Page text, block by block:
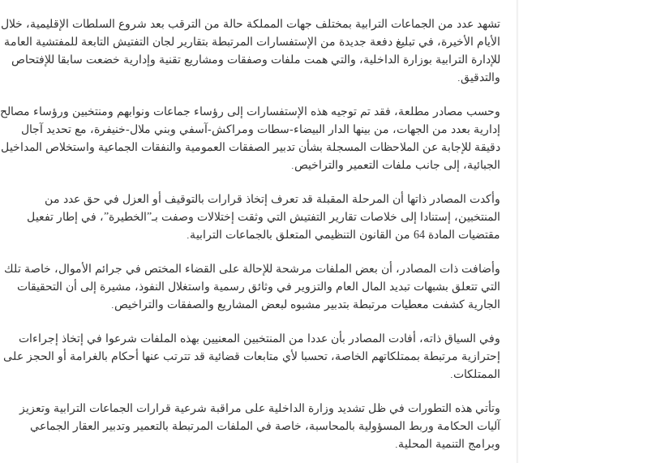
تشهد عدد من الجماعات الترابية بمختلف جهات المملكة حالة من الترقب بعد شروع السلطات الإقليمية، خلال
الأيام الأخيرة، في تبليغ دفعة جديدة من الإستفسارات المرتبطة بتقارير لجان التفتيش التابعة للمفتشية العامة
للإدارة الترابية بوزارة الداخلية، والتي همت ملفات وصفقات ومشاريع تقنية وإدارية خضعت سابقا للإفتحاص
والتدقيق.
وحسب مصادر مطلعة، فقد تم توجيه هذه الإستفسارات إلى رؤساء جماعات ونوابهم ومنتخبين ورؤساء مصالح
إدارية بعدد من الجهات، من بينها الدار البيضاء-سطات ومراكش-آسفي وبني ملال-خنيفرة، مع تحديد آجال
دقيقة للإجابة عن الملاحظات المسجلة بشأن تدبير الصفقات العمومية والنفقات الجماعية واستخلاص المداخيل
الجبائية، إلى جانب ملفات التعمير والتراخيص.
وأكدت المصادر ذاتها أن المرحلة المقبلة قد تعرف إتخاذ قرارات بالتوقيف أو العزل في حق عدد من
المنتخبين، إستنادا إلى خلاصات تقارير التفتيش التي وثقت إختلالات وصفت بـ”الخطيرة”، في إطار تفعيل
مقتضيات المادة 64 من القانون التنظيمي المتعلق بالجماعات الترابية.
وأضافت ذات المصادر، أن بعض الملفات مرشحة للإحالة على القضاء المختص في جرائم الأموال، خاصة تلك
التي تتعلق بشبهات تبديد المال العام والتزوير في وثائق رسمية واستغلال النفوذ، مشيرة إلى أن التحقيقات
الجارية كشفت معطيات مرتبطة بتدبير مشبوه لبعض المشاريع والصفقات والتراخيص.
وفي السياق ذاته، أفادت المصادر بأن عددا من المنتخبين المعنيين بهذه الملفات شرعوا في إتخاذ إجراءات
إحترازية مرتبطة بممتلكاتهم الخاصة، تحسبا لأي متابعات قضائية قد تترتب عنها أحكام بالغرامة أو الحجز على
الممتلكات.
وتأتي هذه التطورات في ظل تشديد وزارة الداخلية على مراقبة شرعية قرارات الجماعات الترابية وتعزيز
آليات الحكامة وربط المسؤولية بالمحاسبة، خاصة في الملفات المرتبطة بالتعمير وتدبير العقار الجماعي
وبرامج التنمية المحلية.